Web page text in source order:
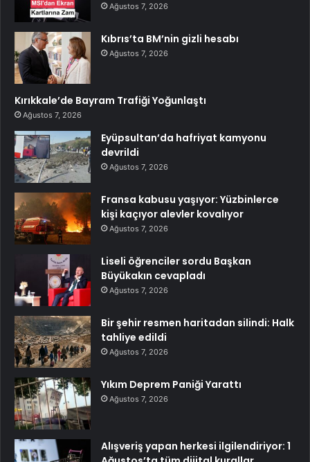
Ağustos 7, 2026
Kıbrıs’ta BM’nin gizli hesabı
Ağustos 7, 2026
Kırıkkale’de Bayram Trafiği Yoğunlaştı
Ağustos 7, 2026
Eyüpsultan’da hafriyat kamyonu
devrildi
Ağustos 7, 2026
Fransa kabusu yaşıyor: Yüzbinlerce
kişi kaçıyor alevler kovalıyor
Ağustos 7, 2026
Liseli öğrenciler sordu Başkan
Büyükakın cevapladı
Ağustos 7, 2026
Bir şehir resmen haritadan silindi: Halk
tahliye edildi
Ağustos 7, 2026
Yıkım Deprem Paniği Yarattı
Ağustos 7, 2026
Alışveriş yapan herkesi ilgilendiriyor: 1